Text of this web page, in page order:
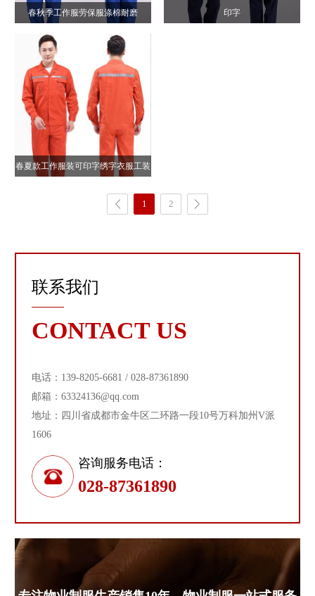
春秋季工作服劳保服涤棉耐磨 印字
春夏款工作服装可印字绣字衣服工装
1 2
联系我们
CONTACT US
电话：139-8205-6681 / 028-87361890
邮箱：63324136@qq.com
地址：四川省成都市金牛区二环路一段10号万科加州V派
1606
咨询服务电话：
028-87361890